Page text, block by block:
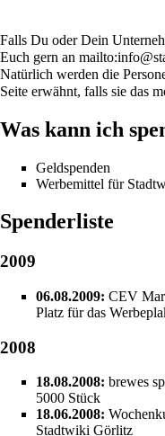
Falls Du oder Dein
Euch gern an
Natürlich werden die
Seite erwähnt, falls sie das
Was kann ich
Geldspenden
Werbemittel für
Spenderliste
2009
06.08.2009: CEV
Platz für das
2008
18.08.2008: brewes
5000 Stück
18.06.2008:
Stadtwiki Görlitz